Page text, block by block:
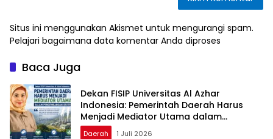
Situs ini menggunakan Akismet untuk mengurangi spam.
Pelajari bagaimana data komentar Anda diproses
Baca Juga
Dekan FISIP Universitas Al Azhar
Indonesia: Pemerintah Daerah Harus
Menjadi Mediator Utama dalam
Pengembangan Geotermal
Daerah 1 Juli 2026